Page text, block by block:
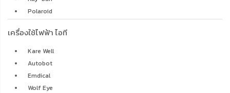
Polaroid
เครื่องใช้ไฟฟ้า ไอที
Kare Well
Autobot
Emdical
Wolf Eye